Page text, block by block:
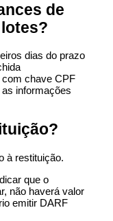
de
dias do prazo
chave CPF
informações
à restituição.
que o
não haverá valor
emitir DARF